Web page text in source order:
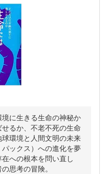
に生きる生命の神秘か
るか、不老不死の生命
環境と人間文明の未来
ックス）への進化を夢
への根本を問い直し
思考の冒険。